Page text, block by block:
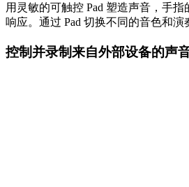
用灵敏的可触控 Pad 塑造声音，手
响应。通过 Pad 切换不同的音色和演
控制并录制来自外部设备的声